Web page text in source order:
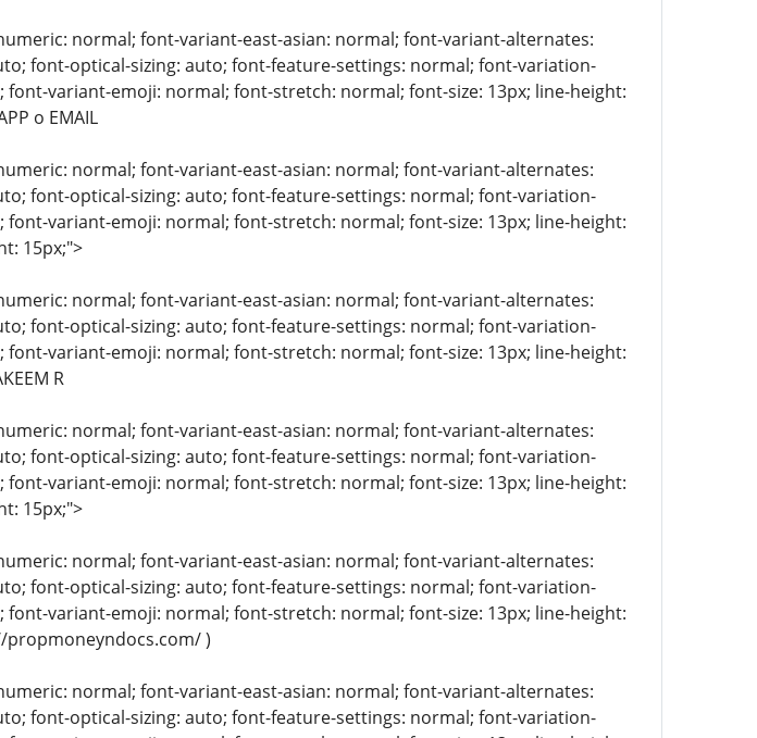
normal; font-variant-east-asian: normal; font-variant-alternates:
font-optical-sizing: auto; font-feature-settings: normal; font-variation-
variant-emoji: normal; font-stretch: normal; font-size: 13px; line-height:
o EMAIL
normal; font-variant-east-asian: normal; font-variant-alternates:
font-optical-sizing: auto; font-feature-settings: normal; font-variation-
variant-emoji: normal; font-stretch: normal; font-size: 13px; line-height:
15px;">
normal; font-variant-east-asian: normal; font-variant-alternates:
font-optical-sizing: auto; font-feature-settings: normal; font-variation-
variant-emoji: normal; font-stretch: normal; font-size: 13px; line-height:
R
normal; font-variant-east-asian: normal; font-variant-alternates:
font-optical-sizing: auto; font-feature-settings: normal; font-variation-
variant-emoji: normal; font-stretch: normal; font-size: 13px; line-height:
15px;">
normal; font-variant-east-asian: normal; font-variant-alternates:
font-optical-sizing: auto; font-feature-settings: normal; font-variation-
variant-emoji: normal; font-stretch: normal; font-size: 13px; line-height:
propmoneyndocs.com/ )
normal; font-variant-east-asian: normal; font-variant-alternates:
font-optical-sizing: auto; font-feature-settings: normal; font-variation-